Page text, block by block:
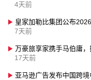
4天前
7天前
万豪旅享家携手马伯庸
17天前
亚马逊广告发布中国跨